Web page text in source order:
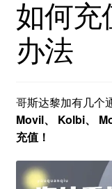
如何充
办法
哥斯达黎加有几个
Movil、 Kolbi、
充值！